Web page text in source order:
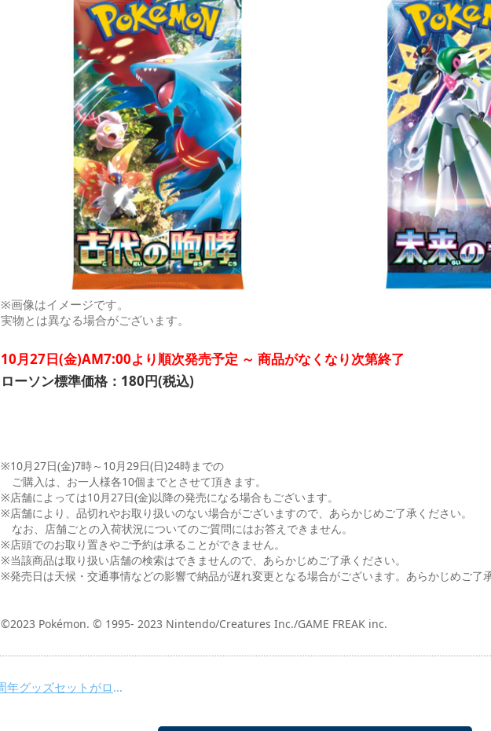
※画像はイメージです。
実物とは異なる場合がございます。
10月27日(金)AM7:00より順次発売予定 ～ 商品がなくなり次第終了
ローソン標準価格：180円(税込)
※10月27日(金)7時～10月29日(日)24時までの
ご購入は、お一人様各10個までとさせて頂きます。
※店舗によっては10月27日(金)以降の発売になる場合もございます。
※店舗により、品切れやお取り扱いのない場合がございますので、あらかじめご了承ください。
なお、店舗ごとの入荷状況についてのご質問にはお答えできません。
※店頭でのお取り置きやご予約は承ることができません。
※当該商品は取り扱い店舗の検索はできませんので、あらかじめご了承ください。
※発売日は天候・交通事情などの影響で納品が遅れ変更となる場合がございます。あらかじめご了
©2023 Pokémon. © 1995- 2023 Nintendo/Creatures Inc./GAME FREAK inc.
プリキュア20周年グッズセットがローソン限定で発売決定！